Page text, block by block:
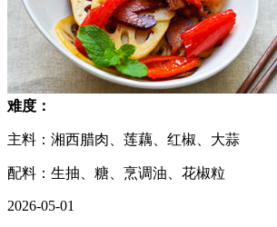
难度：
主料：湘西腊肉、莲藕、红椒、大蒜
配料：生抽、糖、烹调油、花椒粒
2026-05-01